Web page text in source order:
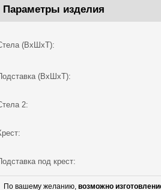
Параметры изделия
(ВхШхТ):
(ВхШхТ):
2:
под крест:
По вашему желанию, возможно